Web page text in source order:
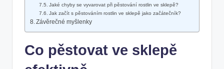
Jaké chyby se vyvarovat při pěstování rostlin ve sklepě?
Jak začít s pěstováním rostlin ve sklepě jako⁢ začátečník?
Závěrečné myšlenky
Co pěstovat ve sklepě